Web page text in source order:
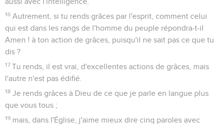
16 Autrement, si tu rends grâces par l'esprit, comment celui
qui est dans les rangs de l'homme du peuple répondra-t-il
Amen ! à ton action de grâces, puisqu'il ne sait pas ce que tu
dis ?
17 Tu rends, il est vrai, d'excellentes actions de grâces, mais
l'autre n'est pas édifié.
18 Je rends grâces à Dieu de ce que je parle en langue plus
que vous tous ;
19 mais, dans l'Église, j'aime mieux dire cinq paroles avec